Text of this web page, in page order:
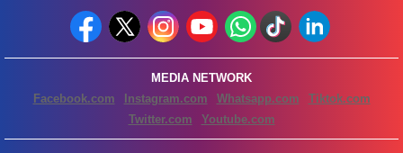
MEDIA NETWORK
Facebook.com
Instagram.com Whatsapp.com
Tiktok.com
Twitter.com
Youtube.com